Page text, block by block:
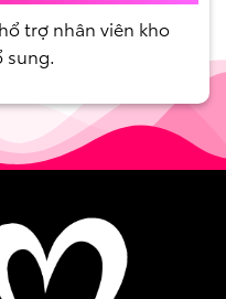
trợ nhân viên kho
sung.